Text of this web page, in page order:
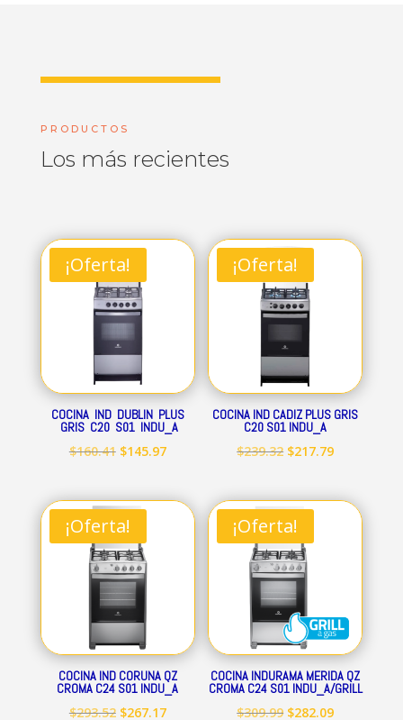
PRODUCTOS
Los más recientes
¡Oferta!
COCINA IND DUBLIN PLUS
GRIS C20 S01 INDU_A
$160.41 El
original
era:
$160.41.
$145.97El
actual
¡Oferta!
COCINA IND CADIZ PLUS GRIS
C20 S01 INDU_A
$239.32 El
original
era:
$239.32.
$217.79El
actual
¡Oferta!
COCINA IND CORUNA QZ
CROMA C24 S01 INDU_A
$293.52 El
$267.17El
¡Oferta!
COCINA INDURAMA MERIDA QZ
CROMA C24 S01 INDU_A/GRILL
$309.99 El
$282.09El